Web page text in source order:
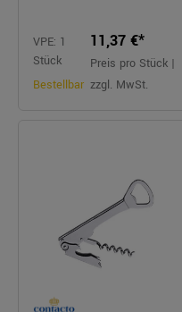
VPE: 1
Stück
Bestellbar
11,37 €*
Preis pro Stück |
zzgl. MwSt.